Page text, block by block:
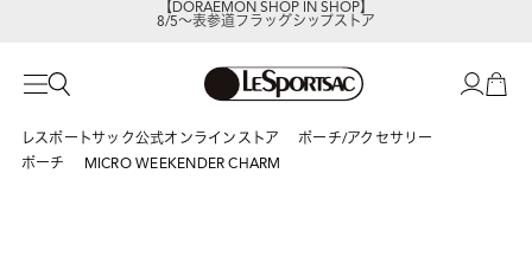
8/5～表参道フラッグシップストア
レスポートサック公式オンラインストア
ポーチ/アクセサリー
ポーチ
MICRO WEEKENDER CHARM